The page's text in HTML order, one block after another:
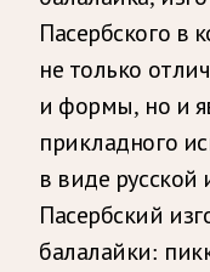
Пасербского в
не только
и формы, но и
прикладного
в виде
Пасербский
балалайки: